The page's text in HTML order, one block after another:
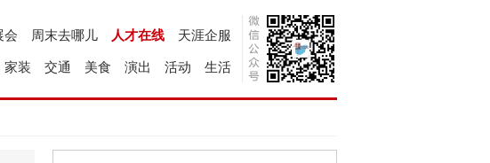
天涯企服
人才在线
周末去哪儿
会
生活
活动
演出
美食
交通
家装